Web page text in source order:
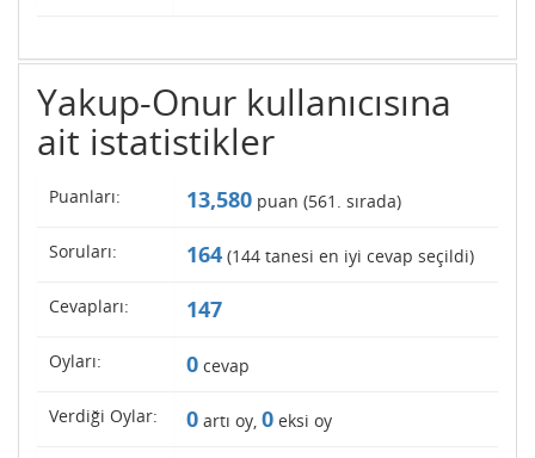
Yakup-Onur kullanıcısına
ait istatistikler
Puanları: 13,580 puan (561 . sırada)
Soruları: 164 (144 tanesi en iyi cevap seçildi)
Cevapları: 147
Oyları: 0 cevap
Verdiği Oylar: 0 artı oy, 0 eksi oy